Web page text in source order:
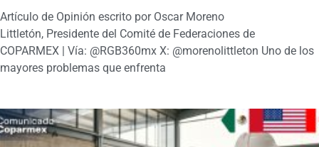
Artículo de Opinión escrito por Oscar Moreno
Littletón, Presidente del Comité de Federaciones de
COPARMEX | Vía: @RGB360mx X: @morenolittleton Uno de los
mayores problemas que enfrenta